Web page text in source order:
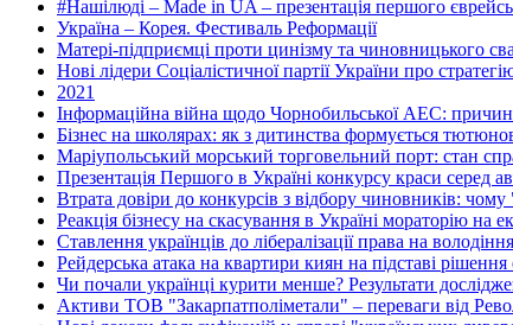
#Нашілюді – Made in UA – презентація першого
Україна – Корея. Фестиваль Реформації
Матері-підприємці проти цинізму та чиновницького
Нові лідери Соціалістичної партії України про
2021
Інформаційна війна щодо Чорнобильської АЕС:
Бізнес на школярах: як з дитинства формується
Маріупольський морський торговельний порт: стан
Презентація Першого в Україні конкурсу краси серед
Втрата довіри до конкурсів з відбору чиновників:
Реакція бізнесу на скасування в Україні мораторію на
Ставлення українців до лібералізації права на
Рейдерська атака на квартири киян на підставі
Чи почали українці курити менше? Результати
Активи ТОВ "Закарпатполіметали" – переваги від